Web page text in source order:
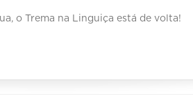
o Trema na Linguiça está de volta!